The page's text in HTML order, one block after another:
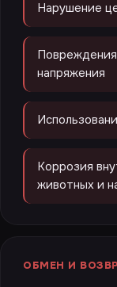
Нарушение
напряжения
Коррозия
животных и
ОБМЕН И